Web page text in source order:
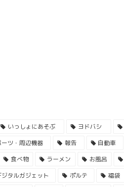
いっしょにあそぶ ヨドバシ
ーツ・周辺機器 報告 自動車
食べ物 ラーメン お風呂
ジタルガジェット ポルテ 福袋